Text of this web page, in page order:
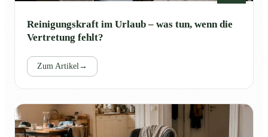
Reinigungskraft im Urlaub – was tun, wenn die
Vertretung fehlt?
Zum Artikel →